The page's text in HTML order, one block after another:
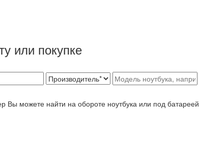
или покупке
можете найти на обороте ноутбука или под батареей